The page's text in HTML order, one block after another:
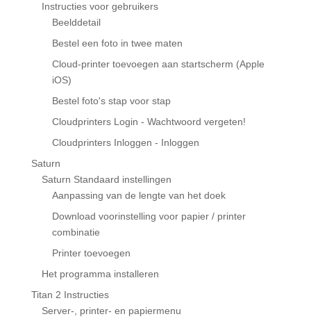
Instructies voor gebruikers
Beelddetail
Bestel een foto in twee maten
Cloud-printer toevoegen aan startscherm (Apple
iOS)
Bestel foto's stap voor stap
Cloudprinters Login - Wachtwoord vergeten!
Cloudprinters Inloggen - Inloggen
Saturn
Saturn Standaard instellingen
Aanpassing van de lengte van het doek
Download voorinstelling voor papier / printer
combinatie
Printer toevoegen
Het programma installeren
Titan 2 Instructies
Server-, printer- en papiermenu